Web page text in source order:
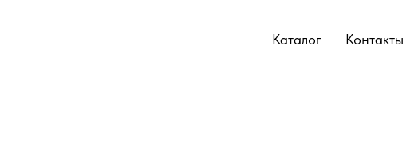
Каталог Контакты